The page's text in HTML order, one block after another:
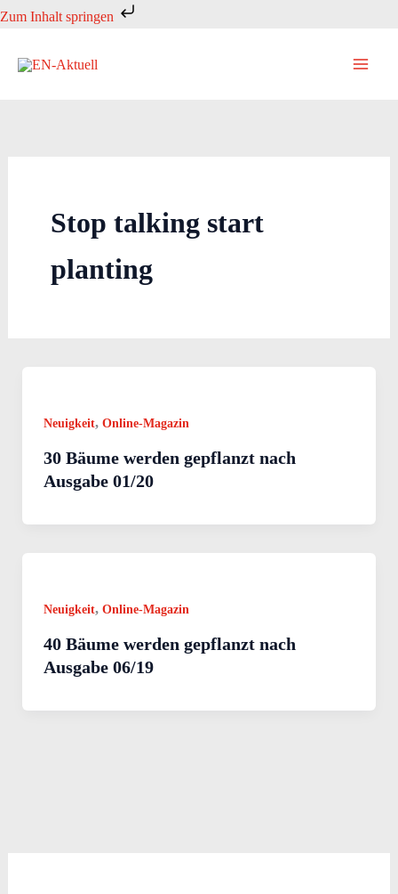
Zum Inhalt springen
Zum
springen
Stop talking start
planting
Neuigkeit, Online-Magazin
30 Bäume werden gepflanzt nach
Ausgabe 01/20
Neuigkeit, Online-Magazin
40 Bäume werden gepflanzt nach
Ausgabe 06/19